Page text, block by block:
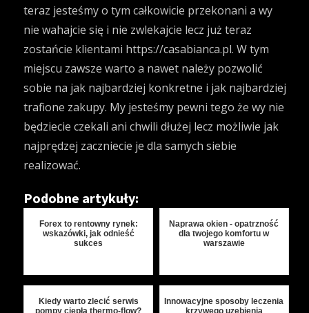
teraz jesteśmy o tym całkowicie przekonani a wy
nie wahajcie się i nie zwlekajcie lecz już teraz
zostańcie klientami https://casabianca.pl. W tym
miejscu zawsze warto a nawet należy pozwolić
sobie na jak najbardziej konkretne i jak najbardziej
trafione zakupy. My jesteśmy pewni tego że wy nie
będziecie czekali ani chwili dłużej lecz możliwie jak
najprędzej zaczniecie je dla samych siebie
realizować.
Podobne artykuły:
Forex to rentowny rynek:
wskazówki, jak odnieść
sukces
Naprawa okien - opatrzność
dla twojego komfortu w
warszawie
Kiedy warto zlecić serwis
Innowacyjne sposoby leczenia